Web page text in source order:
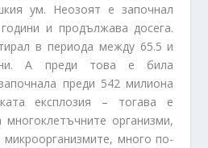
ум. Неозоят е започнал
и продължава досега.
в периода между 65.5 и
А преди това е била
преди 542 милиона
експлозия – тогава е
многоклетъчните организми,
микроорганизмите, много по-